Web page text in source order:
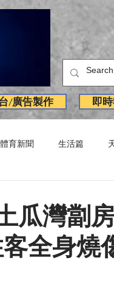
/廣告製作 即
體育新聞 生活篇
瓜灣劏
全身燒